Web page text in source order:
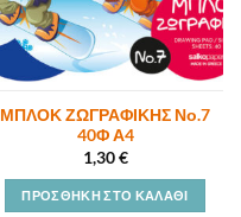
ΜΠΛΟΚ ΖΩΓΡΑΦΙΚΗΣ Νο.7
40Φ Α4
1,30€
ΠΡΟΣΘΉΚΗ ΣΤΟ ΚΑΛΆΘΙ